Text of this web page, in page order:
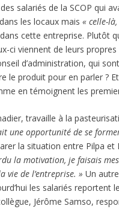
salariés de la SCOP qui
les locaux mais« celle-
cette entreprise. Plutôt
ci viennent de leurs
d’administration, qui
le produit pour en parler ?
en témoignent les
travaille à la
une opportunité de se
la situation entre Pilpa et
la motivation, je faisais
vie de l’entreprise. » Un
les salariés reportent
Jérôme Samso,